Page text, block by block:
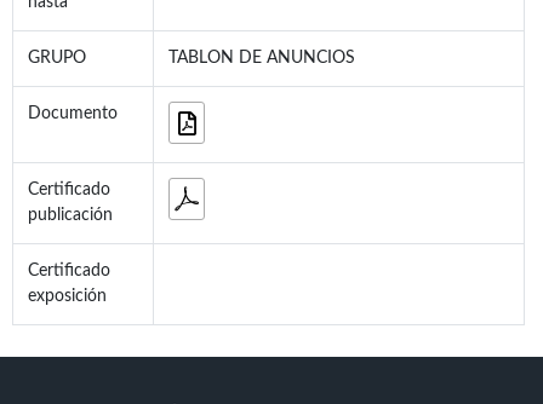
GRUPO TABLON DE ANUNCIOS
Documento
Certificado
publicación
Certificado
exposición